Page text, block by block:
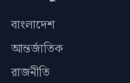
বাংলাদেশ
আন্তর্জাতিক
রাজনীতি